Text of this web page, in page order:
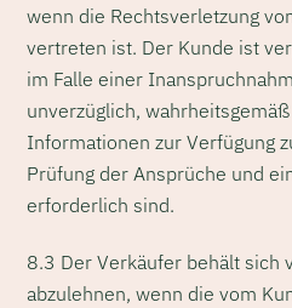
wenn die Rechtsverletzung
vertreten ist. Der Kunde ist
im Falle einer
unverzüglich,
Informationen zur Verfügung
Prüfung der Ansprüche und
erforderlich sind.
8.3 Der Verkäufer behält sich
abzulehnen, wenn die vom